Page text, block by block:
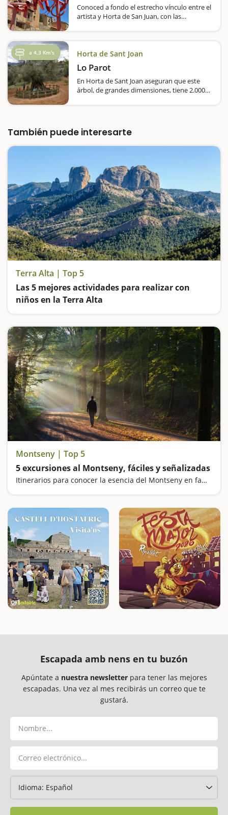
Conoced a fondo el estrecho vínculo entre el
artista y Horta de San Juan, con las
estuvo muy ligado a Horta de Sant Joan, que
inspiró buena parte…
a 4,3 Km's Horta de Sant Joan
Lo Parot
En Horta de Sant Joan aseguran que este
árbol, de grandes dimensiones, tiene 2.000
También puede interesarte
Terra Alta | Top 5
Las 5 mejores actividades para realizar con
niños en la Terra Alta
Montseny | Top 5
5 excursiones al Montseny, fáciles y señalizadas
Itinerarios para conocer la esencia del Montseny en familia
Escapada amb nens en tu buzón
Apúntate a nuestra newsletterpara tener las mejores
escapadas. Una vez al mes recibirás un correo que te
gustará.